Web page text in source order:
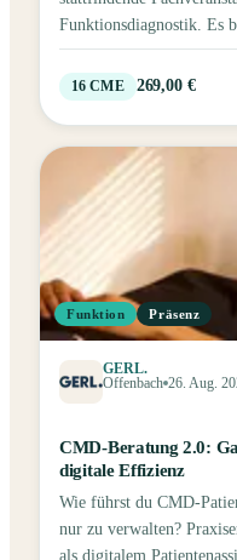
Funktionsdiagnostik. Es
weitere Experten der
Entwicklungen zu
vermitteln.
16 CME 269,00 €
Funktion Präsenz
GERL.
Offenbach 26. Aug.
CMD-Beratung 2.0:
digitale Effizienz
Wie führst du CMD-
nur zu verwalten?
als digitalem